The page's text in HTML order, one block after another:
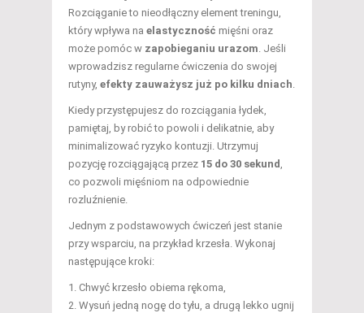
Rozciąganie to nieodłączny element treningu,
który wpływa na elastyczność mięśni oraz
może pomóc w zapobieganiu urazom. Jeśli
wprowadzisz regularne ćwiczenia do swojej
rutyny, efekty zauważysz już po kilku dniach.
Kiedy przystępujesz do rozciągania łydek,
pamiętaj, by robić to powoli i delikatnie, aby
minimalizować ryzyko kontuzji. Utrzymuj
pozycję rozciągającą przez 15 do 30 sekund,
co pozwoli mięśniom na odpowiednie
rozluźnienie.
Jednym z podstawowych ćwiczeń jest stanie
przy wsparciu, na przykład krzesła. Wykonaj
następujące kroki:
Chwyć krzesło obiema rękoma,
Wysuń jedną nogę do tyłu, a drugą lekko ugnij